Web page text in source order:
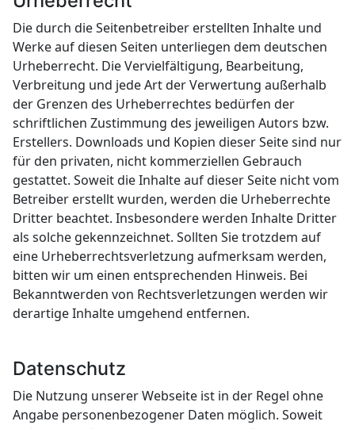
Die durch die Seitenbetreiber erstellten Inhalte und
Werke auf diesen Seiten unterliegen dem deutschen
Urheberrecht. Die Vervielfältigung, Bearbeitung,
Verbreitung und jede Art der Verwertung außerhalb
der Grenzen des Urheberrechtes bedürfen der
schriftlichen Zustimmung des jeweiligen Autors bzw.
Erstellers. Downloads und Kopien dieser Seite sind nur
für den privaten, nicht kommerziellen Gebrauch
gestattet. Soweit die Inhalte auf dieser Seite nicht vom
Betreiber erstellt wurden, werden die Urheberrechte
Dritter beachtet. Insbesondere werden Inhalte Dritter
als solche gekennzeichnet. Sollten Sie trotzdem auf
eine Urheberrechtsverletzung aufmerksam werden,
bitten wir um einen entsprechenden Hinweis. Bei
Bekanntwerden von Rechtsverletzungen werden wir
derartige Inhalte umgehend entfernen.
Datenschutz
Die Nutzung unserer Webseite ist in der Regel ohne
Angabe personenbezogener Daten möglich. Soweit